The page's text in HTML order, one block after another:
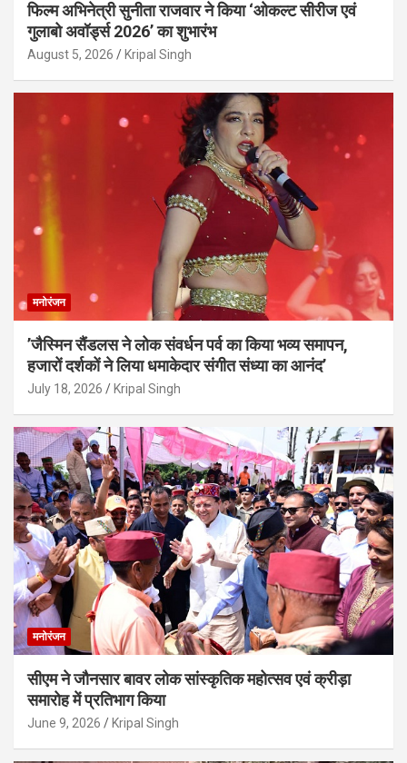
फिल्म अभिनेत्री सुनीता राजवार ने किया ‘ओकल्ट सीरीज एवं
गुलाबो अवॉर्ड्स 2026’ का शुभारंभ
August 5, 2026 Kripal Singh
मनोरंजन
’जैस्मिन सैंडलस ने लोक संवर्धन पर्व का किया भव्य समापन,
हजारों दर्शकों ने लिया धमाकेदार संगीत संध्या का आनंद’
July 18, 2026 Kripal Singh
मनोरंजन
सीएम ने जौनसार बावर लोक सांस्कृतिक महोत्सव एवं क्रीड़ा
समारोह में प्रतिभाग किया
June 9, 2026 Kripal Singh